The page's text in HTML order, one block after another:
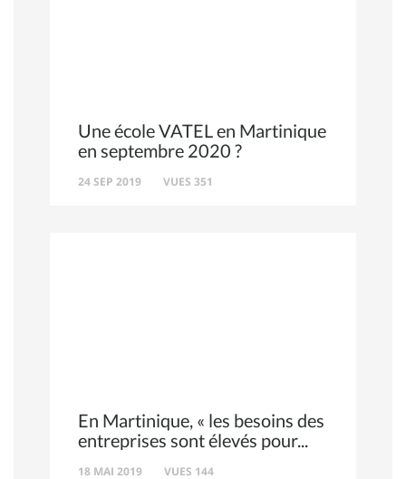
Une école VATEL en Martinique
en septembre 2020 ?
24 SEP 2019 VUES 351
En Martinique, « les besoins des
entreprises sont élevés pour
18 MAI 2019 VUES 144